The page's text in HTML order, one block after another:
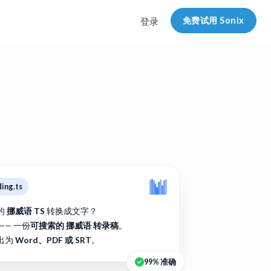
登录 免费试用 Sonix
挪威语 TS 转换成文字？
一份可搜索的 挪威语 转录稿。
为 Word、PDF 或 SRT。
99% 准确